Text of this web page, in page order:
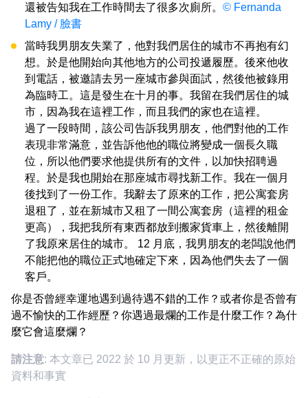
還被告知我在工作時間去了很多次廁所。 © Fernanda
Lamy / 臉書
當時我男朋友失業了，他對我們居住的城市不再抱有幻
想。於是他開始向其他地方的公司投遞履歷。後來他收
到電話，被邀請去另一座城市參與面試，然後他被錄用
為臨時工。這是發生在十月的事。我留在我們居住的城
市，因為我在這裡工作，而且我們的家也在這裡。
過了一段時間，該公司告訴我男朋友，他們對他的工作
表現非常滿意，並告訴他他的職位將變成一個長久職
位，所以他們要求他提供所有的文件，以加快招聘過
程。於是我也開始在那座城市尋找新工作。我在一個月
後找到了一份工作。我辭去了原來的工作，把公寓套房
退租了，並在新城市又租了一間公寓套房（這裡的租金
更高），我把我所有東西都放到搬家貨車上，然後離開
了我原來居住的城市。 12 月底，我男朋友的老闆說他們
不能把他的職位正式地確定下來，因為他們失去了一個
客戶。
你是否曾經幸運地遇到過待遇不錯的工作？或者你是否曾有
過不愉快的工作經歷？你遇過最爛的工作是什麼工作？為什
麼它會這麼爛？
請注意: 本文章已 2022 於 10 月更新，以更正不正確的原始
資料和事實